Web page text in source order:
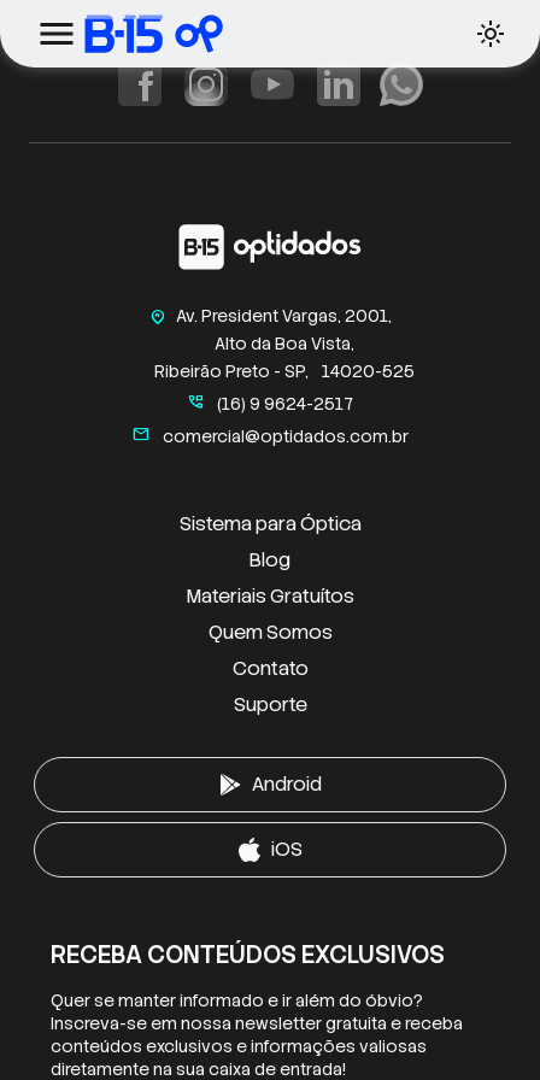
home_pin
Av. President Vargas, 2001,
Alto da Boa Vista,
Ribeirão Preto - SP,
14020-525
perm_phone_msg (16) 9 9624-2517
mail comercial@optidados.com.br
Sistema para Óptica
Blog
Materiais Gratuítos
Quem Somos
Contato
Suporte
RECEBA CONTEÚDOS EXCLUSIVOS
Quer se manter informado e ir além do óbvio?
Inscreva-se em nossa newsletter gratuita e receba
conteúdos exclusivos e informações valiosas
diretamente na sua caixa de entrada!
Android
iOS